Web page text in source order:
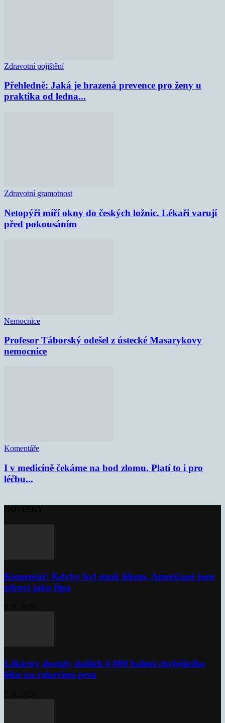
Zdravotní pojištění
Přehledně: Jaká je hrazená prevence pro ženy u
praktika od ledna...
Zdravotní gramotnost
Netopýři míří okny do českých ložnic. Lékaři varují
před pokousáním
Nemocnice
Profesor Táborský odešel z ústecké Masarykovy
nemocnice
Komentáře
I v medicíně čekáme na bod zlomu. Platí to i pro
léčbu...
Komentář: Kdyby byl steak lékem, Američané jsou
zdraví jako řípa
Lékárny dostaly dalších 6 000 balení chybějícího
léku na rakovinu prsu